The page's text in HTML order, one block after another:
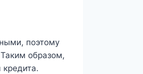
поэтому
образом,
кредита.